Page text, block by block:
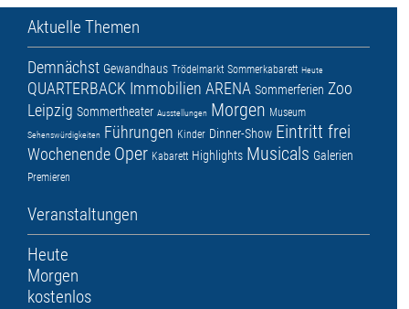
Aktuelle Themen
Demnächst Gewandhaus Trödelmarkt Sommerkabarett Heute
QUARTERBACK Immobilien ARENA Sommerferien Zoo
Leipzig Sommertheater Ausstellungen Morgen Museum
Sehenswürdigkeiten Führungen Kinder Dinner-Show Eintritt frei
Wochenende Oper Kabarett Highlights Musicals Galerien
Premieren
Veranstaltungen
Heute
Morgen
kostenlos